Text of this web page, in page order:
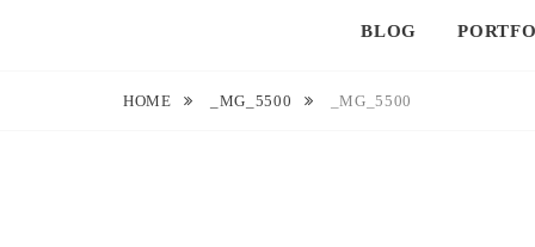
BLOG
HOME _MG_5500 _MG_5500